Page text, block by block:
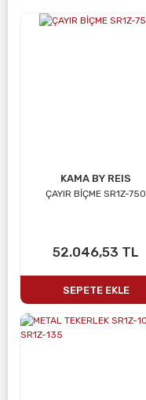
KAMA BY REIS
ÇAYIR BİÇME SR1Z-750
52.046,53 TL
SEPETE EKLE